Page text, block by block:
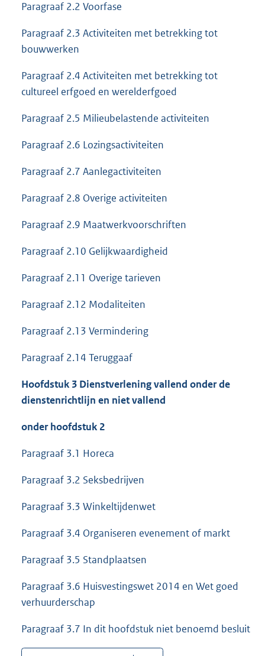
Paragraaf 2.2 Voorfase
Paragraaf 2.3 Activiteiten met betrekking tot
bouwwerken
Paragraaf 2.4 Activiteiten met betrekking tot
cultureel erfgoed en werelderfgoed
Paragraaf 2.5 Milieubelastende activiteiten
Paragraaf 2.6 Lozingsactiviteiten
Paragraaf 2.7 Aanlegactiviteiten
Paragraaf 2.8 Overige activiteiten
Paragraaf 2.9 Maatwerkvoorschriften
Paragraaf 2.10 Gelijkwaardigheid
Paragraaf 2.11 Overige tarieven
Paragraaf 2.12 Modaliteiten
Paragraaf 2.13 Vermindering
Paragraaf 2.14 Teruggaaf
Hoofdstuk 3 Dienstverlening vallend onder de
dienstenrichtlijn en niet vallend
onder hoofdstuk 2
Paragraaf 3.1 Horeca
Paragraaf 3.2 Seksbedrijven
Paragraaf 3.3 Winkeltijdenwet
Paragraaf 3.4 Organiseren evenement of markt
Paragraaf 3.5 Standplaatsen
Paragraaf 3.6 Huisvestingswet 2014 en Wet goed
verhuurderschap
Paragraaf 3.7 In dit hoofdstuk niet benoemd besluit